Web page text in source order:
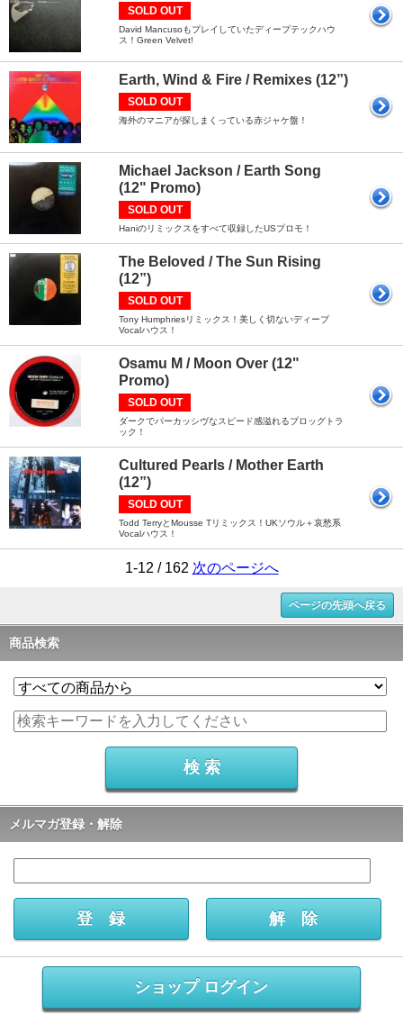
SOLD OUT
David Mancusoもプレイしていたディープテックハウ
ス！Green Velvet!
Earth, Wind & Fire / Remixes (12”)
SOLD OUT
海外のマニアが探しまくっている赤ジャケ盤！
Michael Jackson / Earth Song
(12" Promo)
SOLD OUT
Haniのリミックスをすべて収録したUSプロモ！
The Beloved / The Sun Rising
(12”)
SOLD OUT
Tony Humphriesリミックス！美しく切ないディープ
Vocalハウス！
Osamu M / Moon Over (12"
Promo)
SOLD OUT
ダークでパーカッシヴなスピード感溢れるプロッグトラ
ック！
Cultured Pearls / Mother Earth
(12”)
SOLD OUT
Todd TerryとMousse Tリミックス！UKソウル＋哀愁系
Vocalハウス！
1-12 / 162 次のページへ
ページの先頭へ戻る
商品検索
メルマガ登録・解除
ショップ ログイン